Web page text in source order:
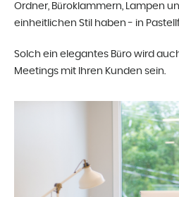
Ordner, Büroklammern, Lampen
einheitlichen Stil haben - in
Solch ein elegantes Büro wird
Meetings mit Ihren Kunden sein.